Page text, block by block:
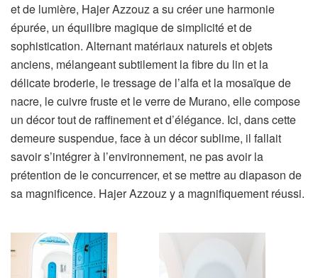
et de lumière, Hajer Azzouz a su créer une harmonie
épurée, un équilibre magique de simplicité et de
sophistication. Alternant matériaux naturels et objets
anciens, mélangeant subtilement la fibre du lin et la
délicate broderie, le tressage de l’alfa et la mosaïque de
nacre, le cuivre fruste et le verre de Murano, elle compose
un décor tout de raffinement et d’élégance. Ici, dans cette
demeure suspendue, face à un décor sublime, il fallait
savoir s’intégrer à l’environnement, ne pas avoir la
prétention de le concurrencer, et se mettre au diapason de
sa magnificence. Hajer Azzouz y a magnifiquement réussi.